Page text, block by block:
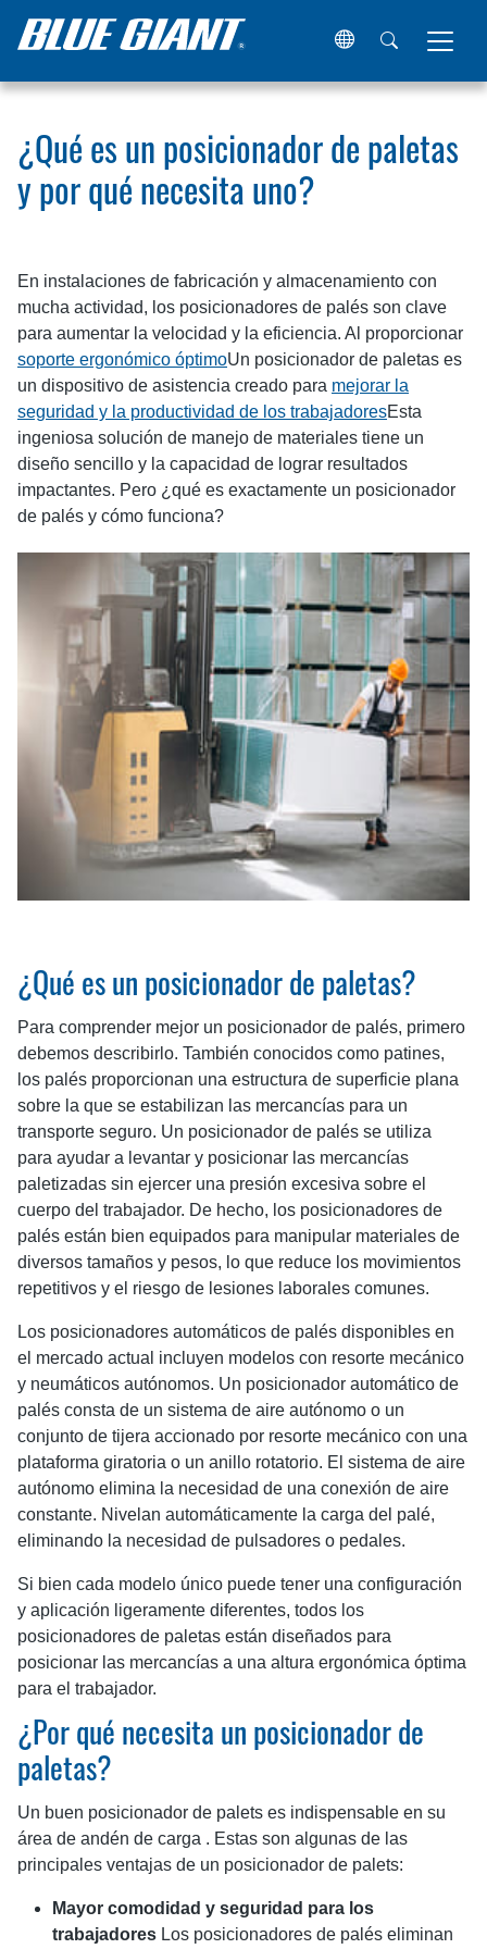
Hogar Recursos Artículos ¿Qué es un posicionador
¿Qué es un posicionador de paletas
y por qué necesita uno?
En instalaciones de fabricación y almacenamiento con
mucha actividad, los posicionadores de palés son clave
para aumentar la velocidad y la eficiencia. Al proporcionar
soporte ergonómico óptimoUn posicionador de paletas es
un dispositivo de asistencia creado para mejorar la
seguridad y la productividad de los trabajadoresEsta
ingeniosa solución de manejo de materiales tiene un
diseño sencillo y la capacidad de lograr resultados
impactantes. Pero ¿qué es exactamente un posicionador
de palés y cómo funciona?
¿Qué es un posicionador de paletas?
Para comprender mejor un posicionador de palés, primero
debemos describirlo. También conocidos como patines,
los palés proporcionan una estructura de superficie plana
sobre la que se estabilizan las mercancías para un
transporte seguro. Un posicionador de palés se utiliza
para ayudar a levantar y posicionar las mercancías
paletizadas sin ejercer una presión excesiva sobre el
cuerpo del trabajador. De hecho, los posicionadores de
palés están bien equipados para manipular materiales de
diversos tamaños y pesos, lo que reduce los movimientos
repetitivos y el riesgo de lesiones laborales comunes.
Los posicionadores automáticos de palés disponibles en
el mercado actual incluyen modelos con resorte mecánico
y neumáticos autónomos. Un posicionador automático de
palés consta de un sistema de aire autónomo o un
conjunto de tijera accionado por resorte mecánico con una
plataforma giratoria o un anillo rotatorio. El sistema de aire
autónomo elimina la necesidad de una conexión de aire
constante. Nivelan automáticamente la carga del palé,
eliminando la necesidad de pulsadores o pedales.
Si bien cada modelo único puede tener una configuración
y aplicación ligeramente diferentes, todos los
posicionadores de paletas están diseñados para
posicionar las mercancías a una altura ergonómica óptima
para el trabajador.
¿Por qué necesita un posicionador de
paletas?
Un buen posicionador de palets es indispensable en su
área de andén de carga . Estas son algunas de las
principales ventajas de un posicionador de palets:
Mayor comodidad y seguridad para los
trabajadores Los posicionadores de palés eliminan